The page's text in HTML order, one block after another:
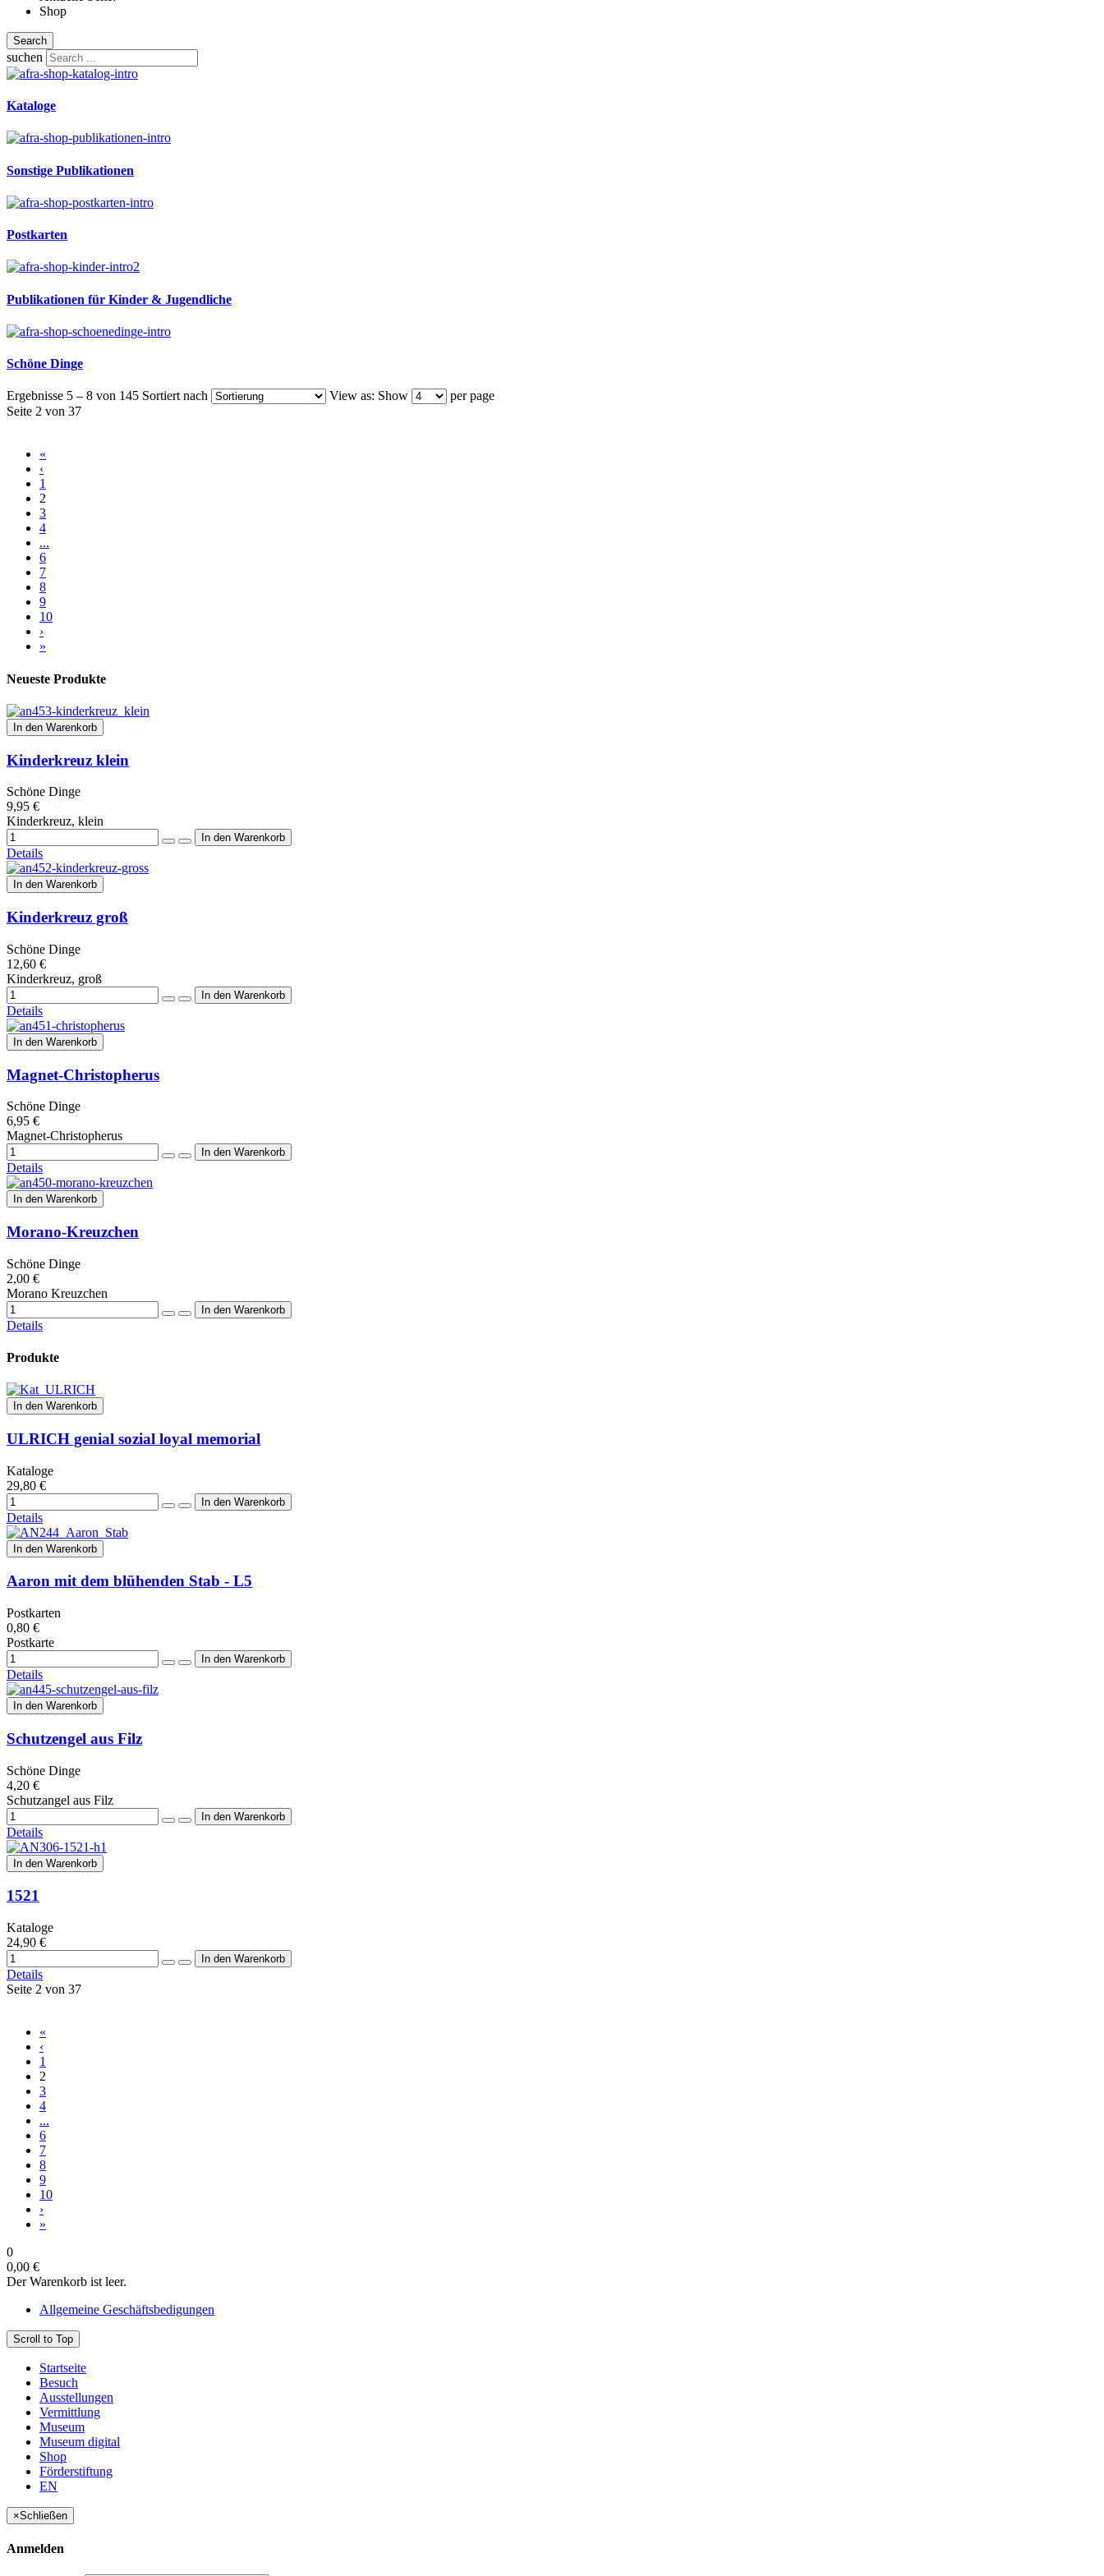
Shop
Search
suchen
Kataloge
Sonstige Publikationen
Postkarten
Publikationen für Kinder & Jugendliche
Schöne Dinge
Ergebnisse 5 – 8 von 145 Sortiert nach View as: Show
per page
Seite 2 von 37
«
‹
1
2
3
4
...
6
7
8
9
10
›
»
Neueste Produkte
In den Warenkorb
Kinderkreuz klein
Schöne Dinge
9,95 €
Kinderkreuz, klein
Details
In den Warenkorb
Kinderkreuz groß
Schöne Dinge
12,60 €
Kinderkreuz, groß
Details
In den Warenkorb
Magnet-Christopherus
Schöne Dinge
6,95 €
Magnet-Christopherus
Details
In den Warenkorb
Morano-Kreuzchen
Schöne Dinge
2,00 €
Morano Kreuzchen
Details
Produkte
In den Warenkorb
ULRICH genial sozial loyal memorial
Kataloge
29,80 €
Details
In den Warenkorb
Aaron mit dem blühenden Stab - L5
Postkarten
0,80 €
Postkarte
Details
In den Warenkorb
Schutzengel aus Filz
Schöne Dinge
4,20 €
Schutzangel aus Filz
Details
In den Warenkorb
1521
Kataloge
24,90 €
Details
Seite 2 von 37
«
‹
1
2
3
4
...
6
7
8
9
10
›
»
0
0,00 €
Der Warenkorb ist leer.
Allgemeine Geschäftsbedigungen
Scroll to Top
Startseite
Besuch
Ausstellungen
Vermittlung
Museum
Museum digital
Shop
Förderstiftung
EN
×Schließen
Anmelden